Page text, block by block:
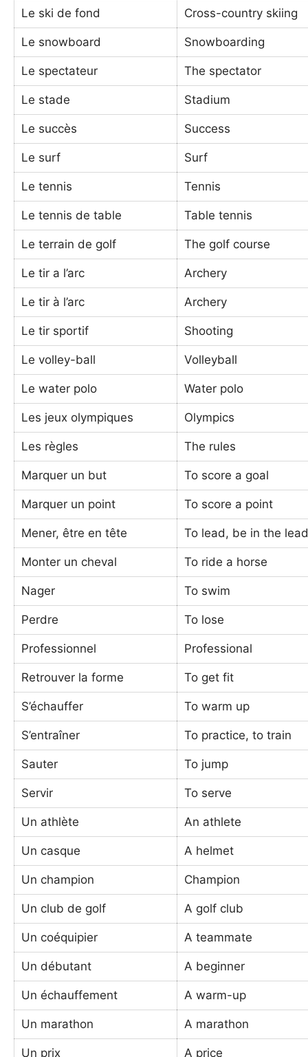
Le ski de fond Cross-country skiing
Le snowboard Snowboarding
Le spectateur The spectator
Le stade Stadium
Le succès Success
Le surf Surf
Le tennis Tennis
Le tennis de table Table tennis
Le terrain de golf The golf course
Le tir a l’arc Archery
Le tir à l’arc Archery
Le tir sportif Shooting
Le volley-ball Volleyball
Le water polo Water polo
Les jeux olympiques Olympics
Les règles The rules
Marquer un but To score a goal
Marquer un point To score a point
Mener, être en tête To lead, be in the
Monter un cheval To ride a horse
Nager To swim
Perdre To lose
Professionnel Professional
Retrouver la forme To get fit
S’échauffer To warm up
S’entraîner To practice, to train
Sauter To jump
Servir To serve
Un athlète An athlete
Un casque A helmet
Un champion Champion
Un club de golf A golf club
Un coéquipier A teammate
Un débutant A beginner
Un échauffement A warm-up
Un marathon A marathon
Un prix A price